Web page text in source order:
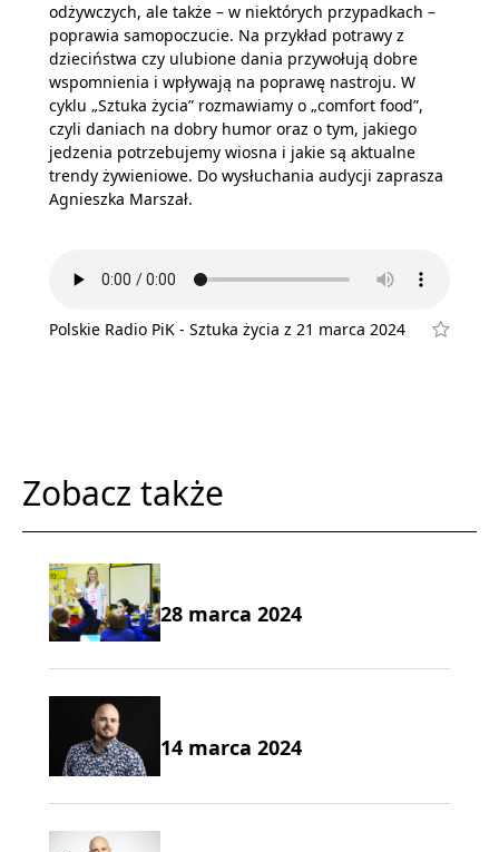
odżywczych, ale także – w niektórych przypadkach –
poprawia samopoczucie. Na przykład potrawy z
dzieciństwa czy ulubione dania przywołują dobre
wspomnienia i wpływają na poprawę nastroju. W
cyklu „Sztuka życia” rozmawiamy o „comfort food”,
czyli daniach na dobry humor oraz o tym, jakiego
jedzenia potrzebujemy wiosna i jakie są aktualne
trendy żywieniowe. Do wysłuchania audycji zaprasza
Agnieszka Marszał.
Polskie Radio PiK - Sztuka życia z 21 marca 2024
Zobacz także
28 marca 2024
14 marca 2024